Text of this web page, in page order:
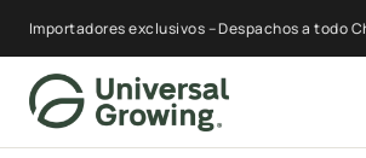
Importadores exclusivos – Despachos a todo